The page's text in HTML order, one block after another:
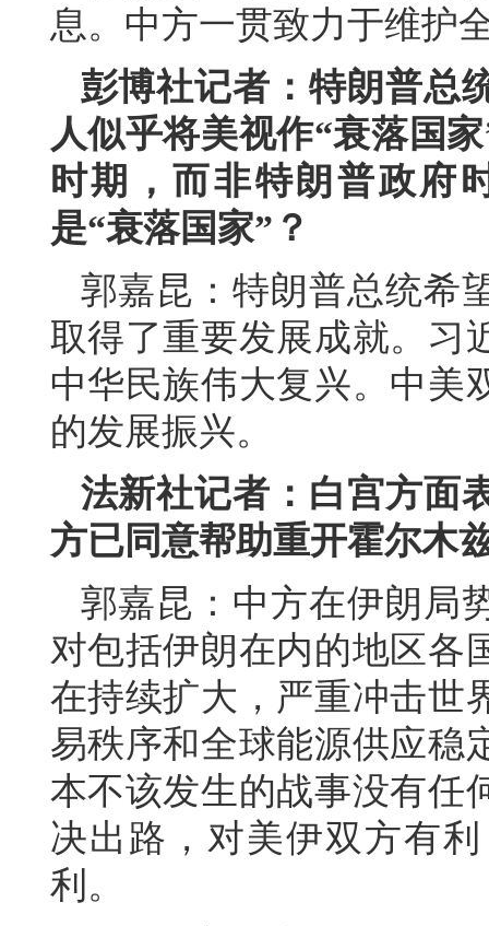
息。中方一贯致力于维护
彭博社记者：特朗普总
人似乎将美视作“衰落国
时期，而非特朗普政府
是“衰落国家”？
郭嘉昆：特朗普总统希
取得了重要发展成就。习
中华民族伟大复兴。中美
的发展振兴。
法新社记者：白宫方面
方已同意帮助重开霍尔木
郭嘉昆：中方在伊朗局
对包括伊朗在内的地区各
在持续扩大，严重冲击世
易秩序和全球能源供应稳
本不该发生的战事没有任
决出路，对美伊双方有
利。